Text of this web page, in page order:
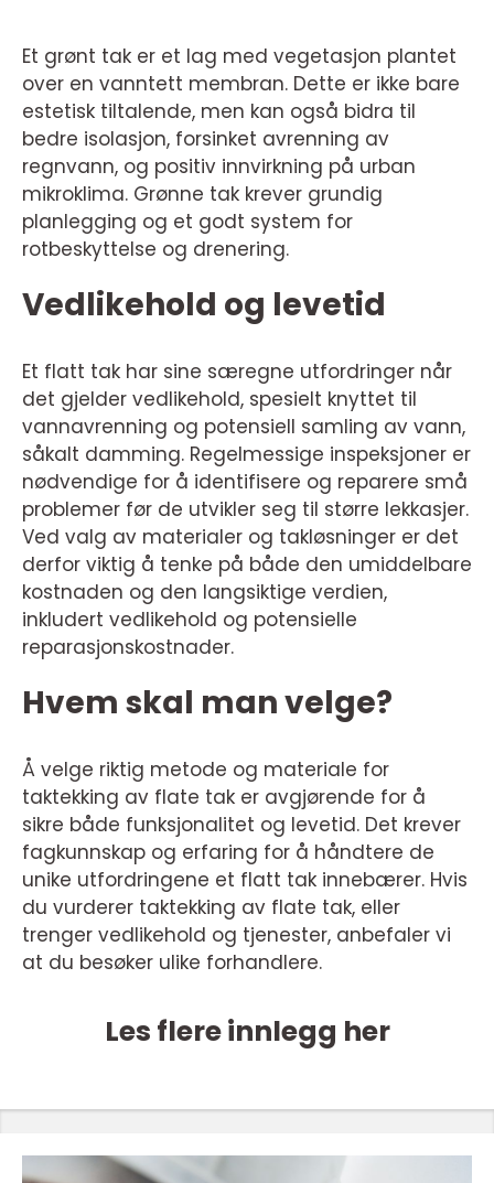
Et grønt tak er et lag med vegetasjon plantet
over en vanntett membran. Dette er ikke bare
estetisk tiltalende, men kan også bidra til
bedre isolasjon, forsinket avrenning av
regnvann, og positiv innvirkning på urban
mikroklima. Grønne tak krever grundig
planlegging og et godt system for
rotbeskyttelse og drenering.
Vedlikehold og levetid
Et flatt tak har sine særegne utfordringer når
det gjelder vedlikehold, spesielt knyttet til
vannavrenning og potensiell samling av vann,
såkalt damming. Regelmessige inspeksjoner er
nødvendige for å identifisere og reparere små
problemer før de utvikler seg til større lekkasjer.
Ved valg av materialer og takløsninger er det
derfor viktig å tenke på både den umiddelbare
kostnaden og den langsiktige verdien,
inkludert vedlikehold og potensielle
reparasjonskostnader.
Hvem skal man velge?
Å velge riktig metode og materiale for
taktekking av flate tak er avgjørende for å
sikre både funksjonalitet og levetid. Det krever
fagkunnskap og erfaring for å håndtere de
unike utfordringene et flatt tak innebærer. Hvis
du vurderer taktekking av flate tak, eller
trenger vedlikehold og tjenester, anbefaler vi
at du besøker ulike forhandlere.
Les flere innlegg her